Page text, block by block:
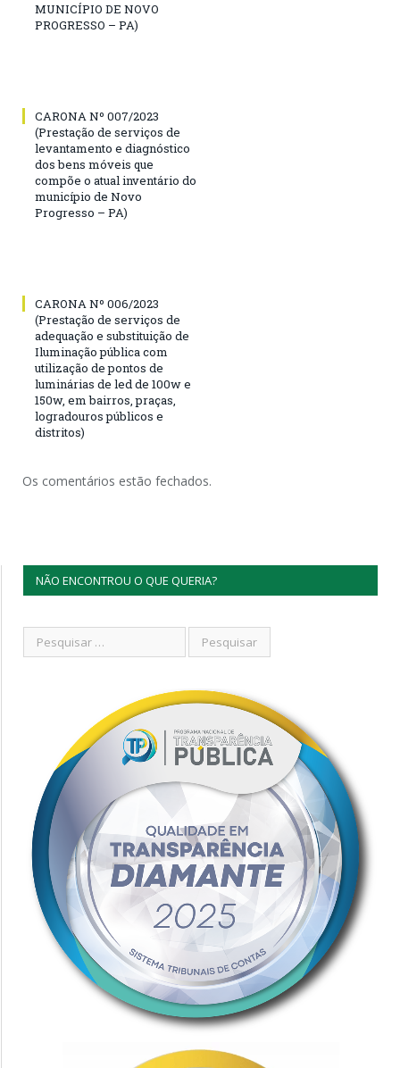
MUNICÍPIO DE NOVO
PROGRESSO – PA)
CARONA Nº 007/2023
(Prestação de serviços de
levantamento e diagnóstico
dos bens móveis que
compõe o atual inventário do
município de Novo
Progresso – PA)
CARONA Nº 006/2023
(Prestação de serviços de
adequação e substituição de
Iluminação pública com
utilização de pontos de
luminárias de led de 100w e
150w, em bairros, praças,
logradouros públicos e
distritos)
Os comentários estão fechados.
NÃO ENCONTROU O QUE QUERIA?